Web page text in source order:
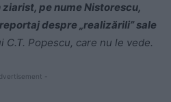
ziarist, pe nume Nistorescu,
despre „realizărili” sale
C.T. Popescu, care nu le vede.
-